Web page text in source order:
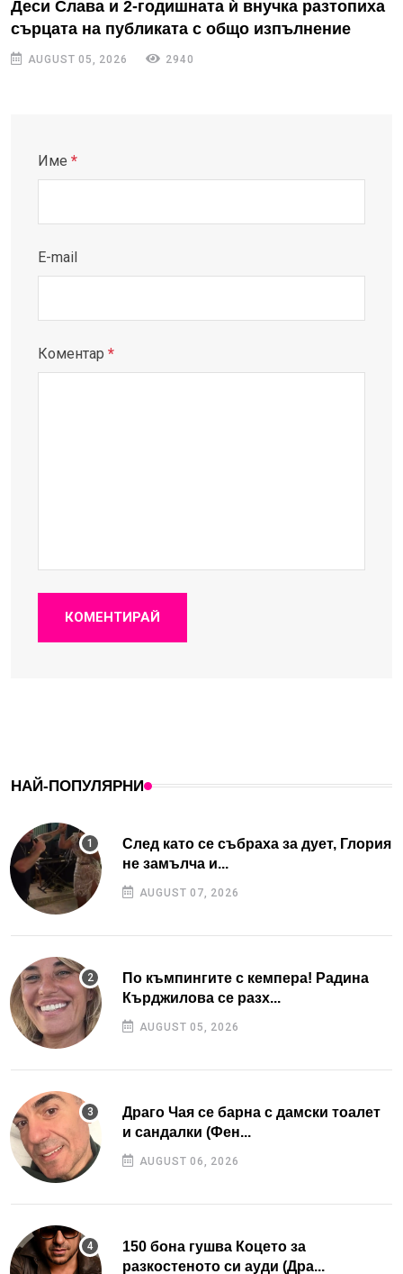
Деси Слава и 2-годишната ѝ внучка разтопиха
сърцата на публиката с общо изпълнение
AUGUST 05, 2026 2940
Име *
E-mail
Коментар *
КОМЕНТИРАЙ
НАЙ-ПОПУЛЯРНИ
След като се събраха за дует, Глория
не замълча и...
AUGUST 07, 2026
По къмпингите с кемпера! Радина
Кърджилова се разх...
AUGUST 05, 2026
Драго Чая се барна с дамски тоалет
и сандалки (Фен...
AUGUST 06, 2026
150 бона гушва Коцето за
разкостеното си ауди (Дра...